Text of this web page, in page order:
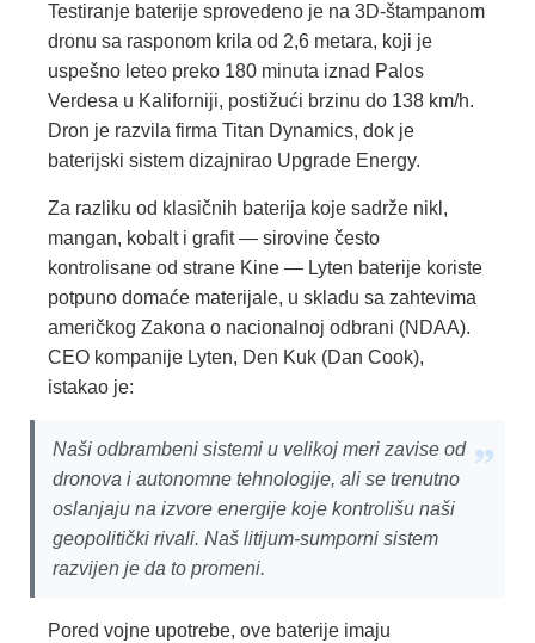
Testiranje baterije sprovedeno je na 3D-štampanom
dronu sa rasponom krila od 2,6 metara, koji je
uspešno leteo preko 180 minuta iznad Palos
Verdesa u Kaliforniji, postižući brzinu do 138 km/h.
Dron je razvila firma Titan Dynamics, dok je
baterijski sistem dizajnirao Upgrade Energy.
Za razliku od klasičnih baterija koje sadrže nikl,
mangan, kobalt i grafit — sirovine često
kontrolisane od strane Kine — Lyten baterije koriste
potpuno domaće materijale, u skladu sa zahtevima
američkog Zakona o nacionalnoj odbrani (NDAA).
CEO kompanije Lyten, Den Kuk (Dan Cook),
istakao je:
Naši odbrambeni sistemi u velikoj meri zavise od
dronova i autonomne tehnologije, ali se trenutno
oslanjaju na izvore energije koje kontrolišu naši
geopolitički rivali. Naš litijum-sumporni sistem
razvijen je da to promeni.
Pored vojne upotrebe, ove baterije imaju